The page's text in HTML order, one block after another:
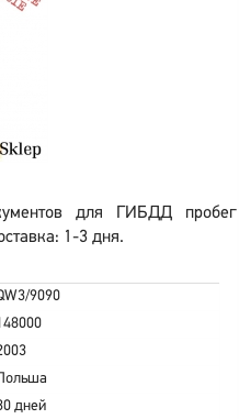
для ГИБДД пробег
1-3 дня.
9090
дней